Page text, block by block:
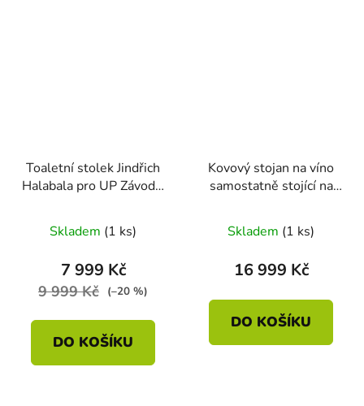
Toaletní stolek Jindřich
Halabala pro UP Závody,
Skladem (1 ks)
7 999 Kč
9 999 Kč (–20 %)
DO KOŠÍKU
Kovový stojan na víno
samostatně stojící na
Skladem (1 ks)
16 999 Kč
DO KOŠÍKU